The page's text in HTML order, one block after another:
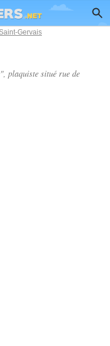
Gervais
plaquiste situé rue de